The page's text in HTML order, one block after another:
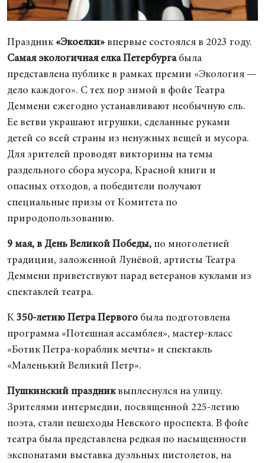
Праздник «Экоелки» впервые состоялся в 2023 году.
Самая экологичная елка Петербургабыла
представлена публике в рамках премии «Экология —
дело каждого». С тех пор зимой в фойе Театра
Деммени ежегодно устанавливают необычную ель.
Ее ветви украшают игрушки, сделанные руками
детей со всей страны из ненужных вещей и мусора.
Для зрителей проводят викторины на темы
раздельного сбора мусора, Красной книги и
опасных отходов, а победители получают
специальные призы от Комитета по
природопользованию.
9 мая, в День Великой Победы, по многолетней
традиции, заложенной Лунёвой, артисты Театра
Деммени приветствуют парад ветеранов куклами из
спектаклей театра.
К 350-летию Петра Первого была подготовлена
программа «Потешная ассамблея», мастер-класс
«Ботик Петра-кораблик мечты» и спектакль
«Маленький Великий Петр».
Пушкинский праздниквыплеснулся на улицу.
Зрителями интермедии, посвященной 225-летию
поэта, стали пешеходы Невского проспекта. В фойе
театра была представлена редкая по насыщенности
экспонатами выставка дуэльных пистолетов, на